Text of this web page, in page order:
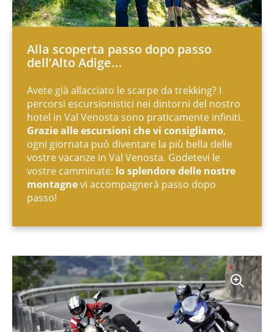
Alla scoperta passo dopo passo
dell’Alto Adige...
Avete già allacciato le scarpe da trekking? I
percorsi escursionistici nei dintorni del nostro
hotel in Val Venosta sono praticamente infiniti.
Grazie alle escursioni che vi consigliamo,
ogni giornata può diventare la più bella delle
vostre vacanze in Val Venosta. Godetevi le
vostre camminate: lo splendore delle nostre
montagnevi accompagnerà passo dopo
passo!